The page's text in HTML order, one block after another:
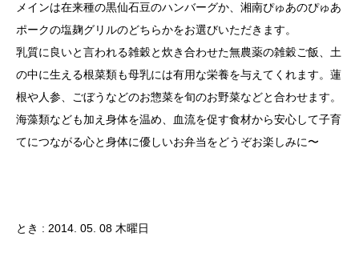
メインは在来種の黒仙石豆のハンバーグか、湘南ぴゅあのぴゅあ
ポークの塩麹グリルのどちらかをお選びいただきます。
乳質に良いと言われる雑穀と炊き合わせた無農薬の雑穀ご飯、土
の中に生える根菜類も母乳には有用な栄養を与えてくれます。蓮
根や人参、ごぼうなどのお惣菜を旬のお野菜などと合わせます。
海藻類なども加え身体を温め、血流を促す食材から安心して子育
てにつながる心と身体に優しいお弁当をどうぞお楽しみに〜
とき : 2014. 05. 08 木曜日